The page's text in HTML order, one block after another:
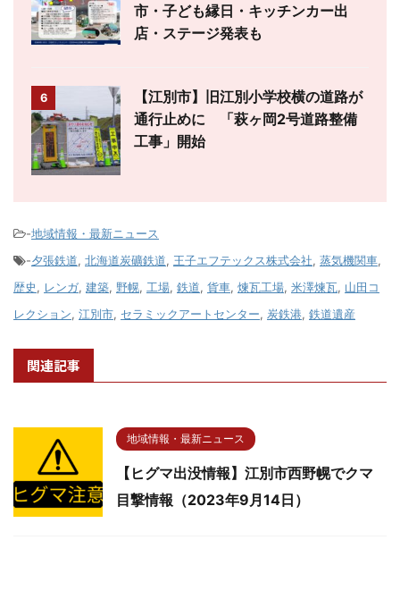
市・子ども縁日・キッチンカー出
店・ステージ発表も
6
【江別市】旧江別小学校横の道路が
通行止めに 「萩ヶ岡2号道路整備
工事」開始
-地域情報・最新ニュース
-夕張鉄道, 北海道炭礦鉄道, 王子エフテックス株式会社, 蒸気機関車,
歴史, レンガ, 建築, 野幌, 工場, 鉄道, 貨車, 煉瓦工場, 米澤煉瓦, 山田コ
レクション, 江別市, セラミックアートセンター, 炭鉄港, 鉄道遺産
関連記事
地域情報・最新ニュース
【ヒグマ出没情報】江別市西野幌でクマ
目撃情報（2023年9月14日）